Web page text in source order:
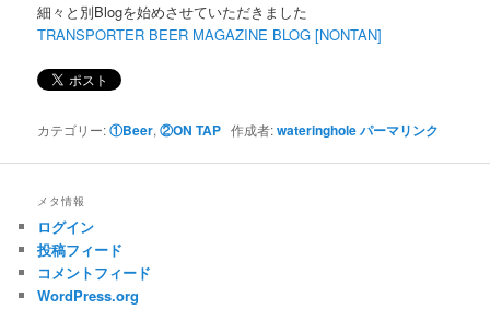
細々と別Blogを始めさせていただきました
TRANSPORTER BEER MAGAZINE BLOG [NONTAN]
カテゴリー:①Beer,②ON TAP 作成者:wateringholeパーマリンク
メタ情報
ログイン
投稿フィード
コメントフィード
WordPress.org